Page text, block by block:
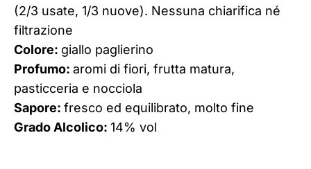
(2/3 usate, 1/3 nuove). Nessuna chiarifica né
filtrazione
Colore: giallo paglierino
Profumo: aromi di fiori, frutta matura,
pasticceria e nocciola
Sapore: fresco ed equilibrato, molto fine
Grado Alcolico: 14% vol